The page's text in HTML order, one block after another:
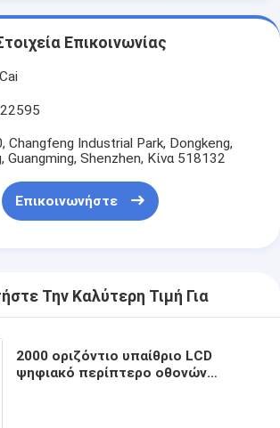
Επικοινωνίας
Changfeng Industrial Park, Dongkeng,
Guangming, Shenzhen, Κίνα 518132
Επικοινωνήστε
Την Καλύτερη Τιμή Για
2000 οριζόντιο υπαίθριο LCD
ψηφιακό περίπτερο οθονών